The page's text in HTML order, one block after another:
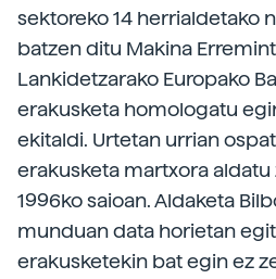
sektoreko 14 herrialdetako
batzen ditu Makina
Lankidetzarako Europako
erakusketa homologatu
ekitaldi. Urtetan urrian
erakusketa martxora
1996ko saioan. Aldaketa
munduan data horietan
erakusketekin bat egin ez